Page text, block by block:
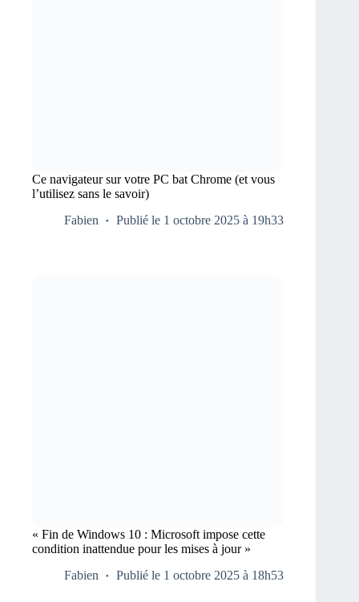
Ce navigateur sur votre PC bat Chrome (et vous
l’utilisez sans le savoir)
Fabien
Publié le 1 octobre 2025 à 19h33
« Fin de Windows 10 : Microsoft impose cette
condition inattendue pour les mises à jour »
Fabien
Publié le 1 octobre 2025 à 18h53